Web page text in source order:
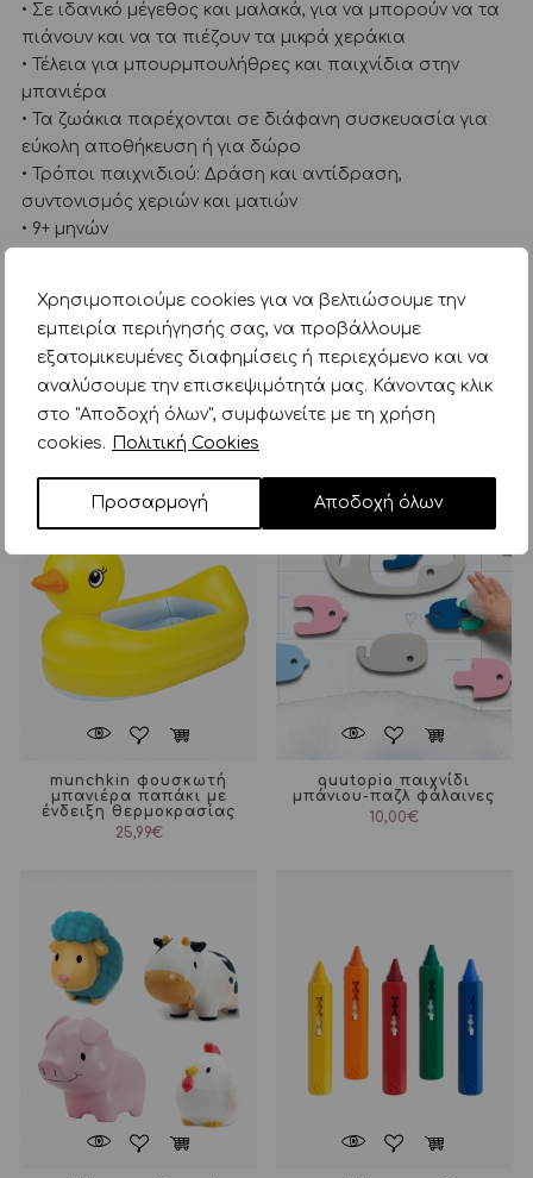
Χρησιμοποιούμε cookies για να βελτιώσουμε την
εμπειρία περιήγησής σας, να προβάλλουμε
εξατομικευμένες διαφημίσεις ή περιεχόμενο και να
αναλύσουμε την επισκεψιμότητά μας. Κάνοντας κλικ
στο "Αποδοχή όλων", συμφωνείτε με τη χρήση
cookies. Πολιτική Cookies
Προσαρμογή Αποδοχή όλων
• Σε ιδανικό μέγεθος και μαλακά, για να μπορούν να τα
πιάνουν και να τα πιέζουν τα μικρά χεράκια
• Τέλεια για μπουρμπουλήθρες και παιχνίδια στην
μπανιέρα
• Τα ζωάκια παρέχονται σε διάφανη συσκευασία για
εύκολη αποθήκευση ή για δώρο
• Τρόποι παιχνιδιού: Δράση και αντίδραση,
συντονισμός χεριών και ματιών
• 9+ μηνών
Κατηγορίες: Παιχνίδια
Παιχνίδια μπάνιου - Παραλίας
Munchkin
ΣΧΕΤΙΚΑ ΠΡΟΪΟΝΤΑ
munchkin φουσκωτή
μπανιέρα παπάκι με
ένδειξη θερμοκρασίας
25,99€
quutopia παιχνίδι
μπάνιου-παζλ φάλαινες
10,00€